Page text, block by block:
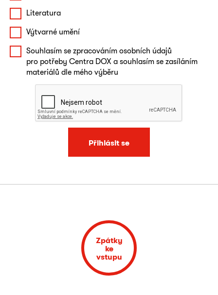
Literatura
Výtvarné umění
Souhlasím se zpracováním osobních údajů
pro potřeby Centra DOX a souhlasím se zasíláním
materiálů dle mého výběru
Přihlásit se
Zpátky
ke
vstupu